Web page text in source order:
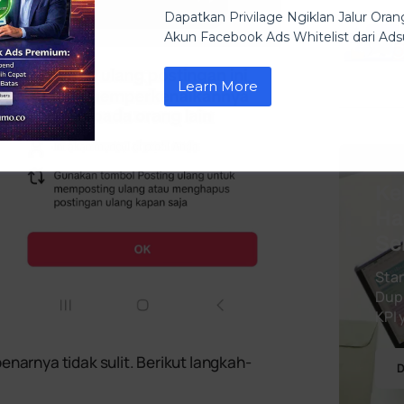
tidak sulit. Berikut langkah-
KPI
Dapatkan Privilage Ngiklan Jalur
Akun Facebook Ads Whitelist dari
Learn More